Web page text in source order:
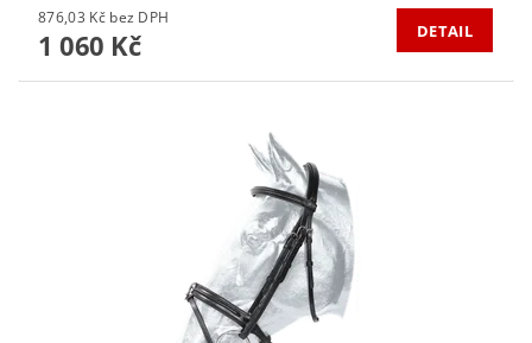
876,03 Kč bez DPH
1 060 Kč DETAIL